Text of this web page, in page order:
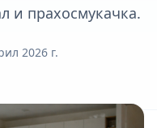
и прахосмукачка.
2026 г.